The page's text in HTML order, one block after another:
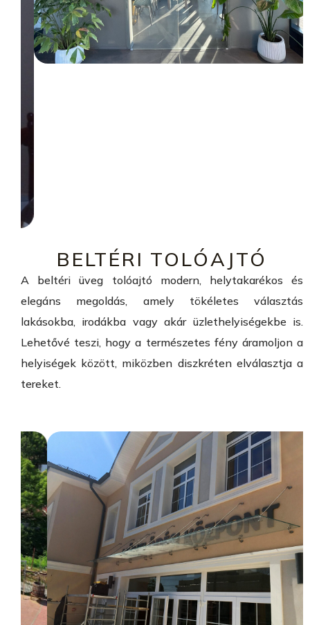
BELTÉRI TOLÓAJTÓ
A beltéri üveg tolóajtó modern, helytakarékos és
elegáns megoldás, amely tökéletes választás
lakásokba, irodákba vagy akár üzlethelyiségekbe is.
Lehetővé teszi, hogy a természetes fény áramoljon a
helyiségek között, miközben diszkréten elválasztja a
tereket.